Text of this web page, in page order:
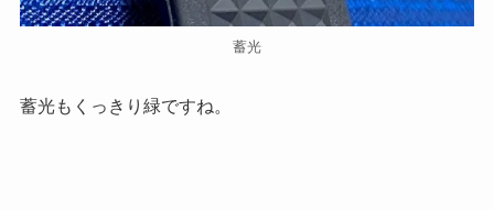
蓄光
蓄光もくっきり緑ですね。